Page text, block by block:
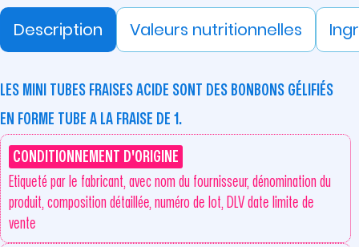
Description Valeurs nutritionnelles
LES MINI TUBES FRAISES ACIDE SONT DES BONBONS GÉLIFIÉS
EN FORME TUBE A LA FRAISE DE 1.
CONDITIONNEMENT D'ORIGINE
Etiqueté par le fabricant, avec nom du fournisseur, dénomination du
produit, composition détaillée, numéro de lot, DLV date limite de
vente